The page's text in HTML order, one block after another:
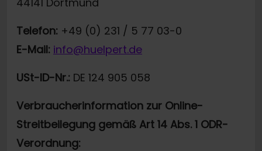
Telefon: +49 (0) 231 / 5 77 03-0
E-Mail: info@huelpert.de
USt-ID-Nr.: DE 124 905 058
Verbraucherinformation zur Online-
Streitbeilegung gemäß Art 14 Abs. 1 ODR-
Verordnung: